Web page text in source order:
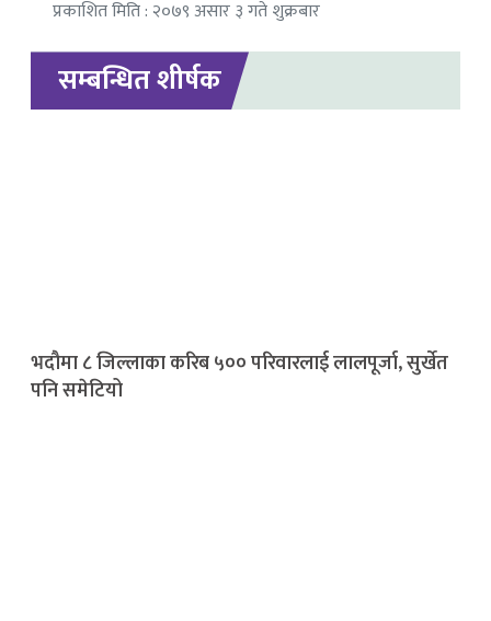
प्रकाशित मिति : २०७९ असार ३ गते शुक्रबार
सम्बन्धित शीर्षक
भदौमा ८ जिल्लाका करिब ५०० परिवारलाई लालपूर्जा, सुर्खेत
पनि समेटियो